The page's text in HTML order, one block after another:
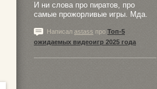
И ни слова про пиратов, про
самые прожорливые игры. Мда.
Написал astass про Топ-5
ожидаемых видеоигр 2025 года